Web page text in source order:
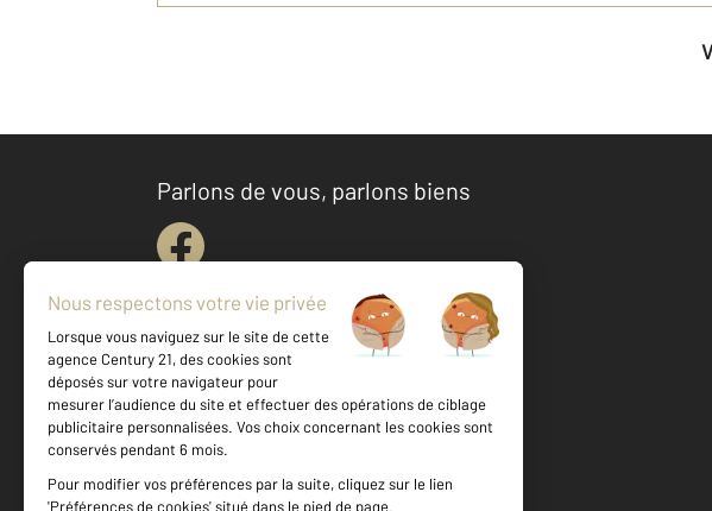
Parlons de vous, parlons biens
Votre agence est notée
Achat Location